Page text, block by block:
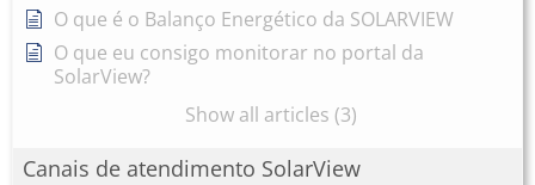
O que é o Balanço Energético da SOLARVIEW
O que eu consigo monitorar no portal da
SolarView?
Show all articles (3)
Canais de atendimento SolarView